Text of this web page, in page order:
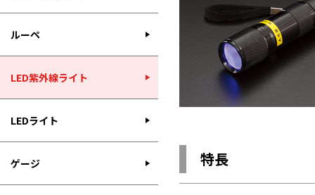
ルーペ
LED紫外線ライト
LEDライト
ゲージ 特長